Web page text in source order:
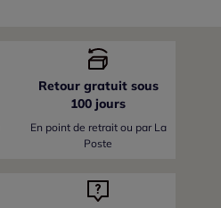
Retour gratuit sous
100 jours
En point de retrait ou par La
Poste